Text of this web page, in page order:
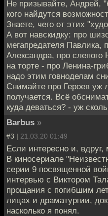
Не призывайте, Андрей,
кого найдутся
Знаете, чего от этих
А вот навскидку: про
мегапредателя Павлика,
Александра, про слепого
на торте - про Ленина-
надо этим говноделам
Снимайте про Героев
получается. Всё
куда деваться? - уж
Barbus »
#3 | 21.03.20 01:49
Если интересно и, вдруг,
В киносериале
серии 9 посвященной
интервью с Виктором
прощания с погибшим
лицах и драматургии,
насколько я понял.